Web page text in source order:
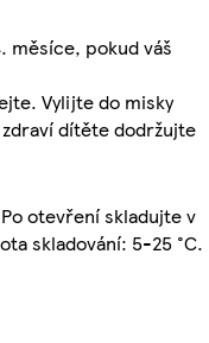
měsíce, pokud váš
Vylijte do misky
dítěte dodržujte
otevření skladujte v
skladování: 5-25 °C.